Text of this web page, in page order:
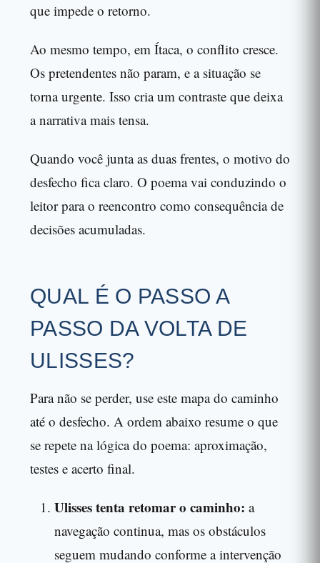
que impede o retorno.
Ao mesmo tempo, em Ítaca, o conflito cresce.
Os pretendentes não param, e a situação se
torna urgente. Isso cria um contraste que deixa
a narrativa mais tensa.
Quando você junta as duas frentes, o motivo do
desfecho fica claro. O poema vai conduzindo o
leitor para o reencontro como consequência de
decisões acumuladas.
QUAL É O PASSO A
PASSO DA VOLTA DE
ULISSES?
Para não se perder, use este mapa do caminho
até o desfecho. A ordem abaixo resume o que
se repete na lógica do poema: aproximação,
testes e acerto final.
Ulisses tenta retomar o caminho: a
navegação continua, mas os obstáculos
seguem mudando conforme a intervenção